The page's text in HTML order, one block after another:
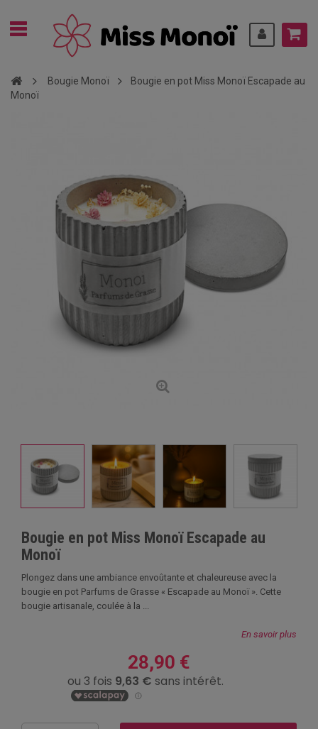
Bougie Monoï
Bougie en pot Miss Monoï Escapade au
Monoï
Bougie en pot Miss Monoï Escapade au
Monoï
Plongez dans une ambiance envoûtante et chaleureuse avec la
bougie en pot Parfums de Grasse « Escapade au Monoï ». Cette
bougie artisanale, coulée à la ...
En savoir plus
28,90 €